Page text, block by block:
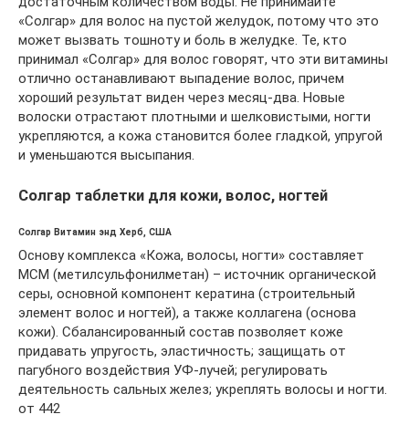
«Солгар» для волос на пустой желудок, потому что это
может вызвать тошноту и боль в желудке. Те, кто
принимал «Солгар» для волос говорят, что эти витамины
отлично останавливают выпадение волос, причем
хороший результат виден через месяц-два. Новые
волоски отрастают плотными и шелковистыми, ногти
укрепляются, а кожа становится более гладкой, упругой
и уменьшаются высыпания.
Солгар таблетки для кожи, волос, ногтей
Солгар Витамин энд Херб, США
Основу комплекса «Кожа, волосы, ногти» составляет
МСМ (метилсульфонилметан) – источник органической
серы, основной компонент кератина (строительный
элемент волос и ногтей), а также коллагена (основа
кожи). Сбалансированный состав позволяет коже
придавать упругость, эластичность; защищать от
пагубного воздействия УФ-лучей; регулировать
деятельность сальных желез; укреплять волосы и ногти.
от 442